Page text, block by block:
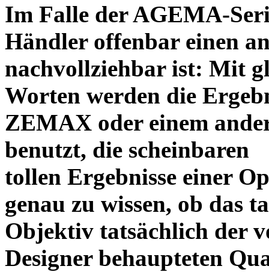
Im Falle der AGEMA-
Händler offenbar einen
nachvollziehbar ist: Mit
Worten werden die
ZEMAX oder einem
benutzt, die scheinbaren
tollen Ergebnisse einer
genau zu wissen, ob das
Objektiv tatsächlich der
Designer behaupteten